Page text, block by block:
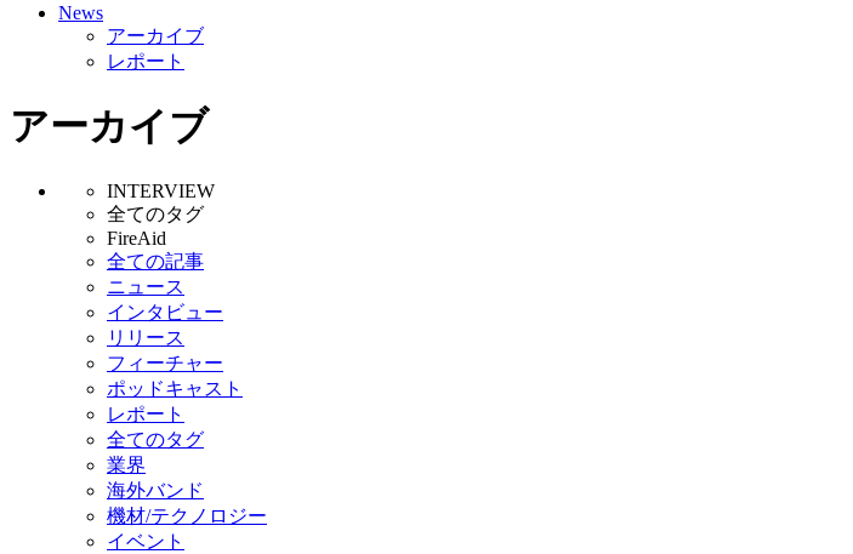
News
アーカイブ
レポート
アーカイブ
INTERVIEW
全てのタグ
FireAid
全ての記事
ニュース
インタビュー
リリース
フィーチャー
ポッドキャスト
レポート
全てのタグ
業界
海外バンド
機材/テクノロジー
イベント